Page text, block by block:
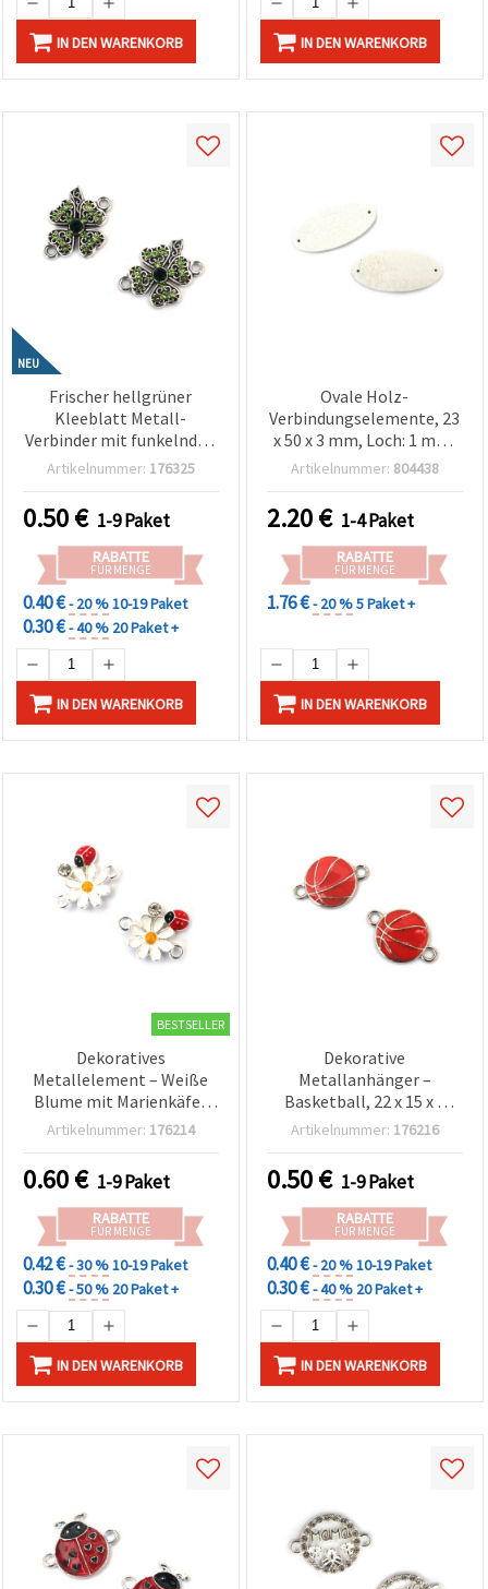
IN DEN WARENKORB IN DEN WARENKORB
NEU
Frischer hellgrüner
Kleeblatt Metall-
Verbinder mit funkelnden
Kristallen in Silberfarbe,
Artikelnummer: 176325
0.50€ 1-9 Paket
RABATTE
FÜR MENGE
0.40 €- 20 %10-19 Paket
0.30 €- 40 % 20 Paket +
IN DEN WARENKORB
Ovale Holz-
Verbindungselemente, 23
x 50 x 3 mm, Loch: 1 mm,
Weiß – 20 Stück
Artikelnummer: 804438
2.20€ 1-4 Paket
RABATTE
FÜR MENGE
1.76 €- 20 %5 Paket +
IN DEN WARENKORB
BESTSELLER
Dekoratives
Metallelement – Weiße
Blume mit Marienkäfer
und Kristall, 17 x 15 x 3
silberfarben – 2 Stück, für
Schmuckherstellung &
Basteln
Artikelnummer: 176214
0.60€ 1-9 Paket
RABATTE
FÜR MENGE
0.42 €- 30 %10-19 Paket
0.30 €- 50 % 20 Paket +
IN DEN WARENKORB
Dekorative
Metallanhänger –
Basketball, 22 x 15 x 3
mm, silberfarben, 2er-
Bastelzubehör
Artikelnummer: 176216
0.50€ 1-9 Paket
RABATTE
FÜR MENGE
0.40 €- 20 %10-19 Paket
0.30 €- 40 % 20 Paket +
IN DEN WARENKORB